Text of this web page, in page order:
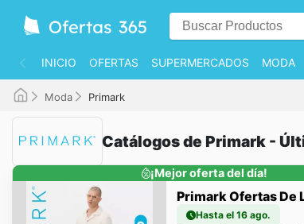
INICIO OFERTAS SUPERMERCADOS MODA
Moda Primark
Catálogos de Primark -
¡Mejor oferta del día!
Primark Ofertas De
Hasta el 16 ago.